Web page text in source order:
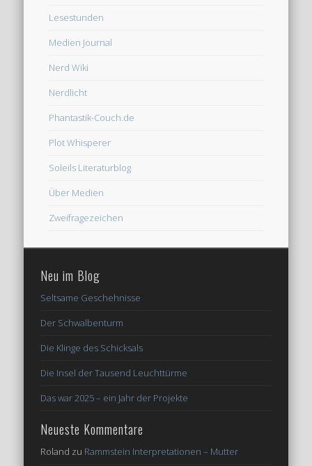
Lesestunden
Medien Journal
Nerd Wiki
Nerdlicht
Phantastik-Couch.de
Plot Whisperer
Soleils Literaturblog
Über Medien
Zweifragezeichen
Neu im Blog
Seltsame Geschehnisse
Der Schwalbenturm
Die Klinge des Schicksals
Die Insel der Tausend Leuchttürme
Das war 2025 – ein Jahr der Projekte
Neueste Kommentare
Roland zu Rammstein Interpretationen – Mutter